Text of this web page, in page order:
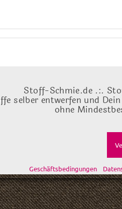
Stoff-Schmie.de .:.
selber entwerfen und
ohne
Geschäftsbedingungen